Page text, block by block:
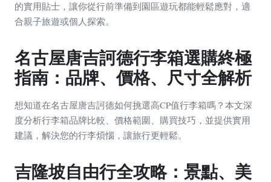
的實用貼士，讓你從行前準備到園區遊玩都能輕鬆應對，適
合親子旅遊或個人探索。
名古屋唐吉訶德行李箱選購終極
指南：品牌、價格、尺寸全解析
想知道在名古屋唐吉訶德如何挑選高CP值行李箱嗎？本文深
度分析行李箱品牌比較、價格範圍、購買技巧，並提供實用
建議，解決您的行李煩惱，讓旅行更輕鬆。
吉隆坡自由行全攻略：景點、美